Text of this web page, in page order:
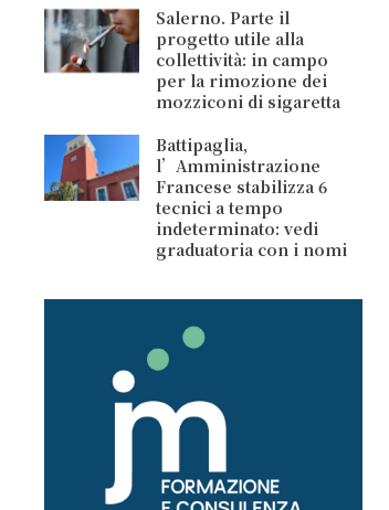
Salerno. Parte il
progetto utile alla
collettività: in campo
per la rimozione dei
mozziconi di sigaretta
Battipaglia,
l’Amministrazione
Francese stabilizza 6
tecnici a tempo
indeterminato: vedi
graduatoria con i nomi